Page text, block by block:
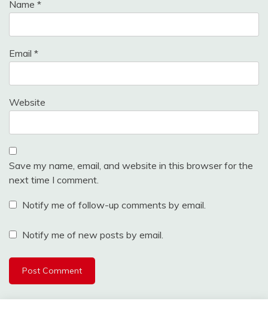
Name *
Email *
Website
Save my name, email, and website in this browser for the
next time I comment.
Notify me of follow-up comments by email.
Notify me of new posts by email.